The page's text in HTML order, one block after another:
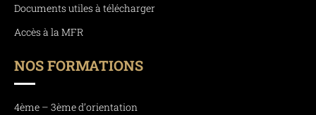
Documents utiles à télécharger
Accès à la MFR
NOS FORMATIONS
4ème – 3ème d’orientation